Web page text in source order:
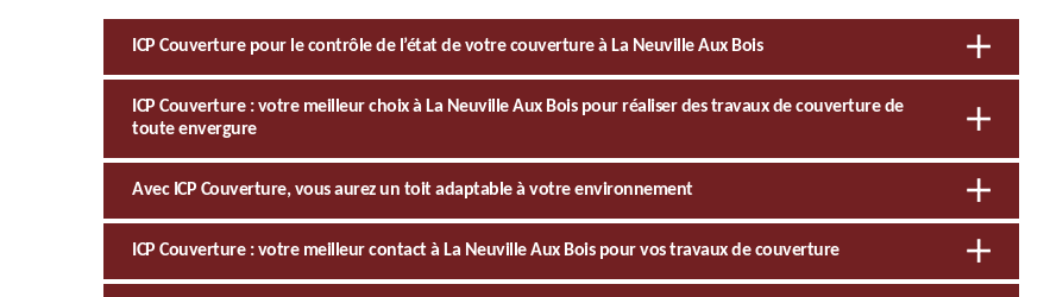
ICP Couverture pour le contrôle de l’état de votre couverture à La Neuville Aux Bois
ICP Couverture : votre meilleur choix à La Neuville Aux Bois pour réaliser des travaux de couverture de
toute envergure
Avec ICP Couverture, vous aurez un toit adaptable à votre environnement
ICP Couverture : votre meilleur contact à La Neuville Aux Bois pour vos travaux de couverture